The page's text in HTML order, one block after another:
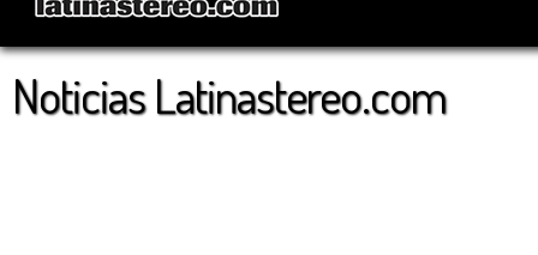
Noticias Latinastereo.com